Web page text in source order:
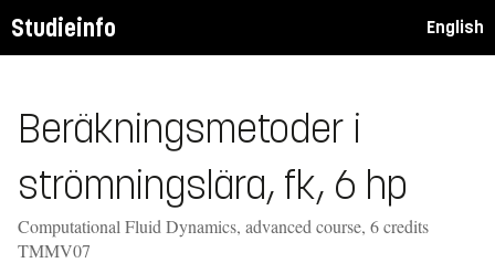
Studieinfo English
Beräkningsmetoder i
strömningslära, fk, 6 hp
Computational Fluid Dynamics, advanced course, 6 credits
TMMV07